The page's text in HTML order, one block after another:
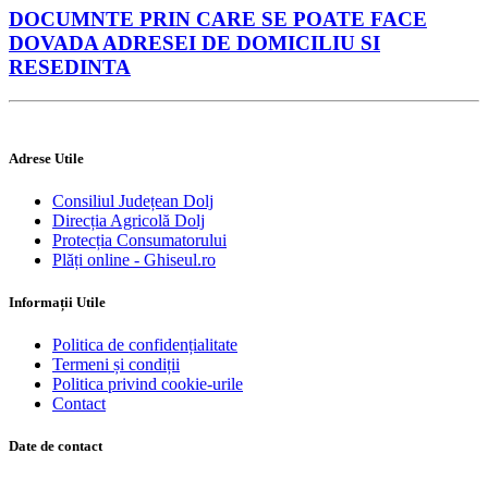
DOCUMNTE PRIN CARE SE POATE FACE
DOVADA ADRESEI DE DOMICILIU SI
RESEDINTA
Adrese Utile
Consiliul Județean Dolj
Direcția Agricolă Dolj
Protecția Consumatorului
Plăți online - Ghiseul.ro
Informații Utile
Politica de confidențialitate
Termeni și condiții
Politica privind cookie-urile
Contact
Date de contact